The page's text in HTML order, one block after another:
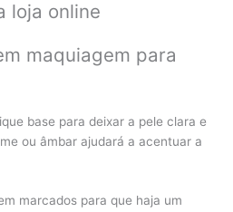
loja online
maquiagem para
base para deixar a pele clara e
ou âmbar ajudará a acentuar a
marcados para que haja um